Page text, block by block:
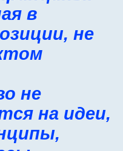
в
не
не
на идеи,